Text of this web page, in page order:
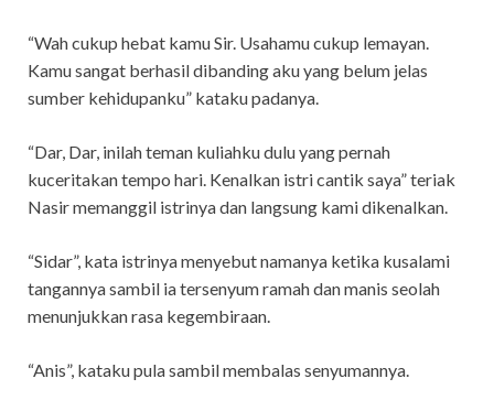
“Wah cukup hebat kamu Sir. Usahamu cukup lemayan.
Kamu sangat berhasil dibanding aku yang belum jelas
sumber kehidupanku” kataku padanya.
“Dar, Dar, inilah teman kuliahku dulu yang pernah
kuceritakan tempo hari. Kenalkan istri cantik saya” teriak
Nasir memanggil istrinya dan langsung kami dikenalkan.
“Sidar”, kata istrinya menyebut namanya ketika kusalami
tangannya sambil ia tersenyum ramah dan manis seolah
menunjukkan rasa kegembiraan.
“Anis”, kataku pula sambil membalas senyumannya.